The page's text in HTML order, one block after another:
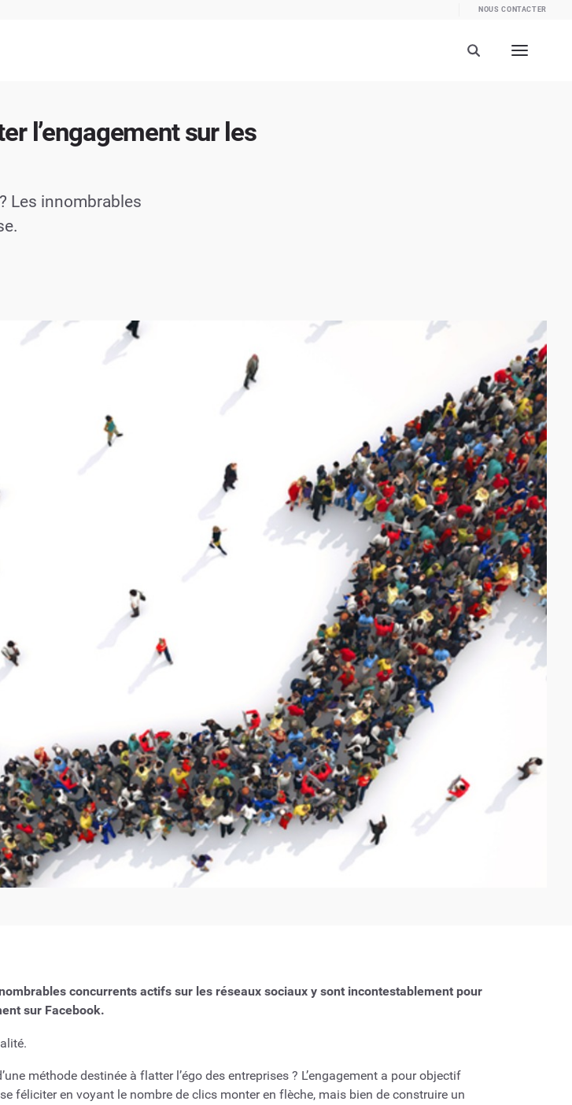
NOUS CONTACTER
l’engagement sur les
Les innombrables
concurrents actifs sur les réseaux sociaux y sont incontestablement pour
sur Facebook.
méthode destinée à flatter l’égo des entreprises ? L’engagement a pour objectif
féliciter en voyant le nombre de clics monter en flèche, mais bien de construire un